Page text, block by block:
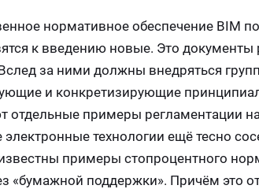
нормативное обеспечение BIM
к введению новые. Это документы
за ними должны внедряться
и конкретизирующие
отдельные примеры регламентации
электронные технологии ещё тесно
примеры стопроцентного
«бумажной поддержки». Причём это